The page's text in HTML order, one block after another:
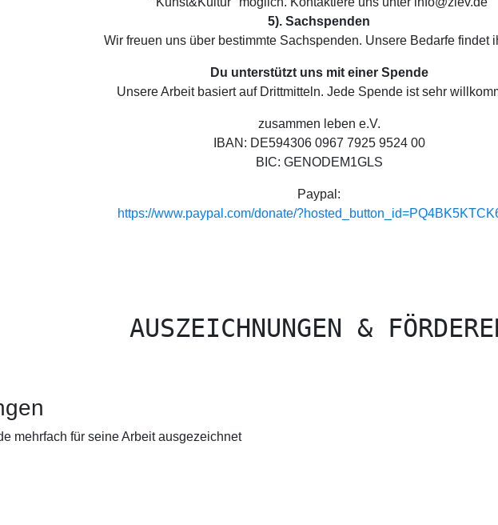
5). Sachspenden
Wir freuen uns über bestimmte Sachspenden. Unsere Bedarfe findet
Du unterstützt uns mit einer Spende
Unsere Arbeit basiert auf Drittmitteln. Jede Spende ist sehr
zusammen leben e.V.
IBAN: DE594306 0967 7925 9524 00
BIC: GENODEM1GLS
Paypal:
https://www.paypal.com/donate/
AUSZEICHNUNGEN &
mehrfach für seine Arbeit ausgezeichnet